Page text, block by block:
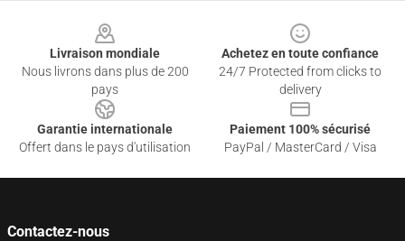
Livraison mondiale
Nous livrons dans plus de 200
pays
Achetez en toute confiance
24/7 Protected from clicks to
delivery
Garantie internationale
Offert dans le pays d'utilisation
Paiement 100% sécurisé
PayPal / MasterCard / Visa
Contactez-nous